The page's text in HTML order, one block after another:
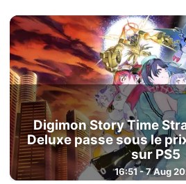
Digimon Story Time
Deluxe passe sous le
sur PS5
16:51 - 7 Aug